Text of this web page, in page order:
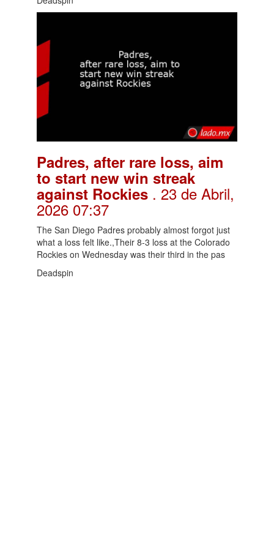
Padres, after rare loss, aim
to start new win streak
against Rockies . 23 de Abril,
2026 07:37
The San Diego Padres probably almost forgot just
what a loss felt like.,Their 8-3 loss at the Colorado
Rockies on Wednesday was their third in the pas
Deadspin